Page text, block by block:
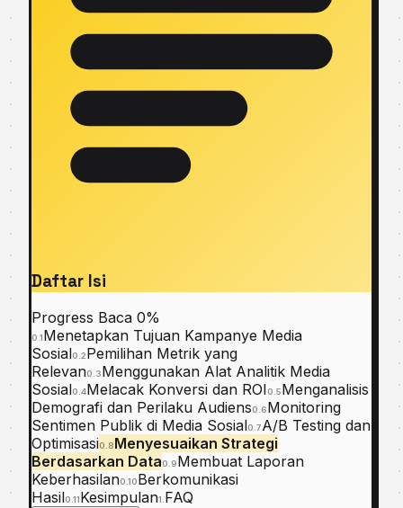
Daftar Isi
Progress Baca 0%
0.1Menetapkan Tujuan Kampanye Media
Sosial0.2Pemilihan Metrik yang
Relevan0.3Menggunakan Alat Analitik Media
Sosial0.4Melacak Konversi dan ROI0.5Menganalisis
Demografi dan Perilaku Audiens0.6Monitoring
Sentimen Publik di Media Sosial0.7A/B Testing dan
Optimisasi0.8Menyesuaikan Strategi
Berdasarkan Data0.9Membuat Laporan
Keberhasilan0.10Berkomunikasi
Hasil0.11Kesimpulan1.FAQ